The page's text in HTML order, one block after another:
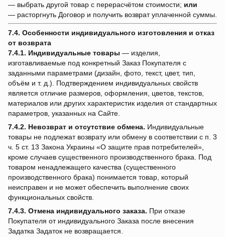
— выбрать другой товар с перерасчётом стоимости; или
— расторгнуть Договор и получить возврат уплаченной суммы.
7.4. Особенности индивидуального изготовления и отказ
от возврата
7.4.1. Индивидуальные товары — изделия,
изготавливаемые под конкретный Заказ Покупателя с
заданными параметрами (дизайн, фото, текст, цвет, тип,
объём и т. д.). Подтверждением индивидуальных свойств
является отличие размеров, оформления, цветов, текстов,
материалов или других характеристик изделия от стандартных
параметров, указанных на Сайте.
7.4.2. Невозврат и отсутствие обмена. Индивидуальные
товары не подлежат возврату или обмену в соответствии с п. 3
ч. 5 ст. 13 Закона Украины «О защите прав потребителей»,
кроме случаев существенного производственного брака. Под
товаром ненадлежащего качества (существенного
производственного брака) понимается товар, который
неисправен и не может обеспечить выполнение своих
функциональных свойств.
7.4.3. Отмена индивидуального заказа. При отказе
Покупателя от индивидуального Заказа после внесения
Задатка Задаток не возвращается.